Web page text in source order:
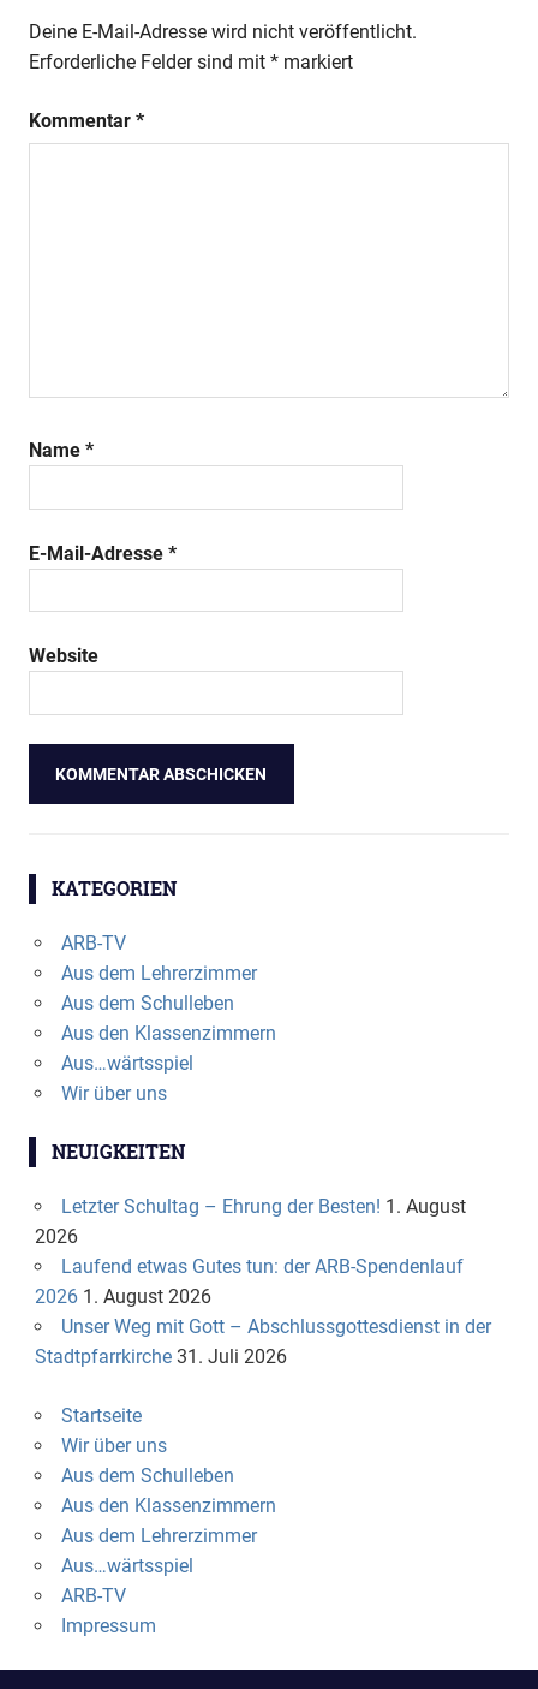
Deine E-Mail-Adresse wird nicht veröffentlicht.
Erforderliche Felder sind mit * markiert
Kommentar *
Name *
E-Mail-Adresse *
Website
KATEGORIEN
ARB-TV
Aus dem Lehrerzimmer
Aus dem Schulleben
Aus den Klassenzimmern
Aus…wärtsspiel
Wir über uns
NEUIGKEITEN
Letzter Schultag – Ehrung der Besten! 1. August
2026
Laufend etwas Gutes tun: der ARB-Spendenlauf
2026 1. August 2026
Unser Weg mit Gott – Abschlussgottesdienst in der
Stadtpfarrkirche 31. Juli 2026
Startseite
Wir über uns
Aus dem Schulleben
Aus den Klassenzimmern
Aus dem Lehrerzimmer
Aus…wärtsspiel
ARB-TV
Impressum